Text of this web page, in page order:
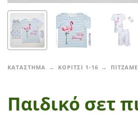
ΚΑΤΑΣΤΗΜΑ ΚΟΡΙΤΣΙ 1-16
Παιδικό σετ